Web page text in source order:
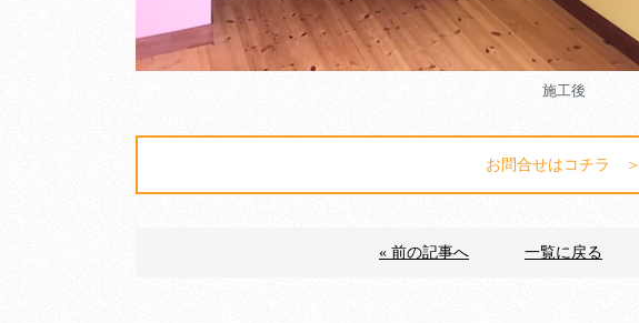
施工後
お問合せはコチラ ＞
« 前の記事へ 一覧に戻る